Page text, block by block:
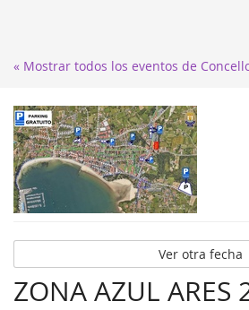
« Mostrar todos los eventos de
Ver otra fecha
ZONA AZUL ARES